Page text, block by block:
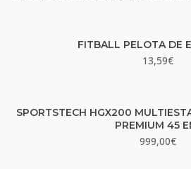
FITBALL PELOTA DE
13,59€
SPORTSTECH HGX200
PREMIUM 45
999,00€